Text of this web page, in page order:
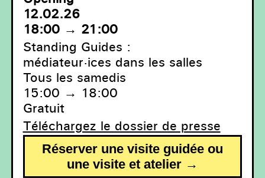
12.02.26
18:00 → 21:00
Standing Guides :
médiateur·ices dans les salles
Tous les samedis
15:00 → 18:00
Gratuit
Téléchargez le dossier de presse
Réserver une visite guidée ou
une visite et atelier →